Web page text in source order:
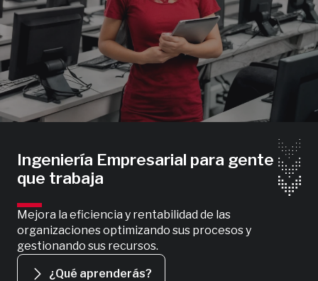
Ingeniería Empresarial para gente
que trabaja
Mejora la eficiencia y rentabilidad de las
organizaciones optimizando sus procesos y
gestionando sus recursos.
¿Qué aprenderás?